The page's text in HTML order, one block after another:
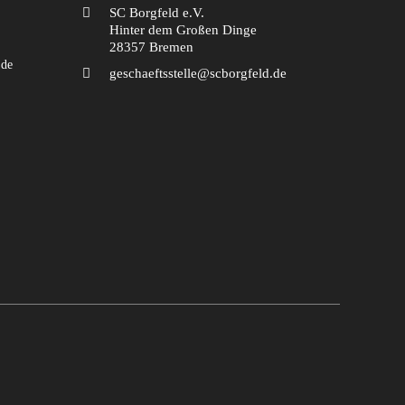
SC Borgfeld e.V.
Hinter dem Großen Dinge
28357 Bremen
geschaeftsstelle@scborgfeld.de